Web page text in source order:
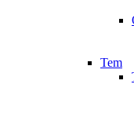
Tem